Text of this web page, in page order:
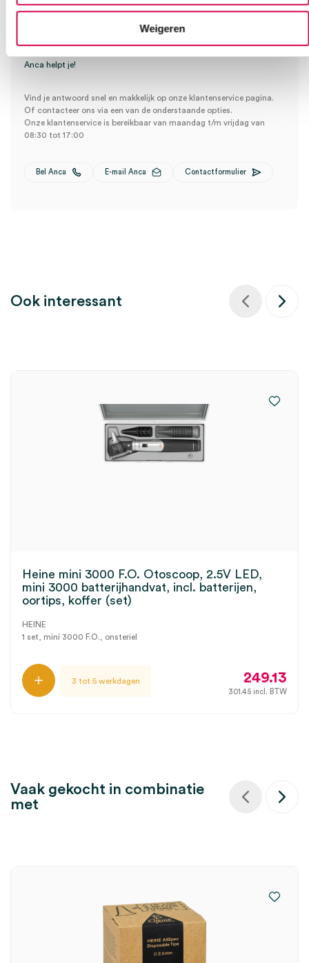
Weigeren
Heb je een vraag?
Anca helpt je!
Vind je antwoord snel en makkelijk op onze klantenservice pagina.
Of contacteer ons via een van de onderstaande opties.
Onze klantenservice is bereikbaar van maandag t/m vrijdag van
08:30 tot 17:00
Bel Anca E-mail Anca Contactformulier
Ook interessant
Heine mini 3000 F.O. Otoscoop, 2.5V LED,
mini 3000 batterijhandvat, incl. batterijen,
oortips, koffer (set)
HEINE
1 set, mini 3000 F.O., onsteriel
3 tot 5 werkdagen 249.13
301.45 incl. BTW
Vaak gekocht in combinatie
met